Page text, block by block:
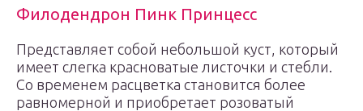
Филодендрон Пинк Принцесс
Представляет собой небольшой куст, который
имеет слегка красноватые листочки и стебли.
Со временем расцветка становится более
равномерной и приобретает розоватый